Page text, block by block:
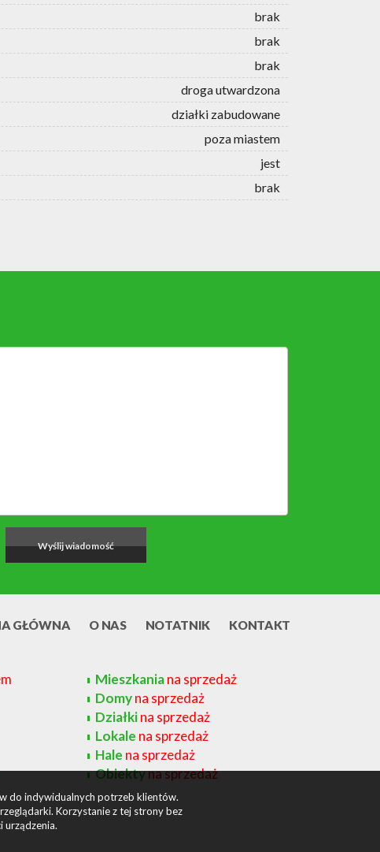
brak
brak
brak
droga utwardzona
działki zabudowane
poza miastem
jest
brak
GŁÓWNA O NAS NOTATNIK KONTAKT
Mieszkaniana sprzedaż
Domyna sprzedaż
Działkina sprzedaż
Lokale na sprzedaż
Hale na sprzedaż
Obiektyna sprzedaż
do indywidualnych potrzeb klientów.
Korzystanie z tej strony bez
urządzenia.